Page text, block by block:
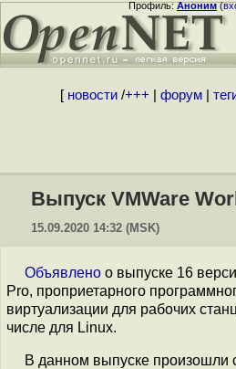
Профиль:Аноним(
[ новости/+++ форум|
Выпуск VMWare
15.09.2020 14:32 (MSK)
Объявлено о выпуске 16
Pro, проприетарного
виртуализации для рабочих
числе для Linux.
В данном выпуске произошли